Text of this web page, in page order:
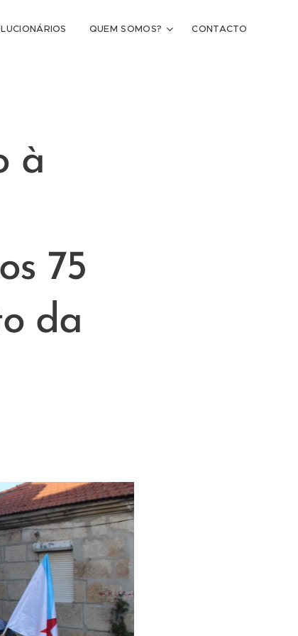
QUEM SOMOS? CONTACTO
à
75
da